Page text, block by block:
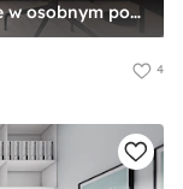
Projekt domu 100m2/Kraków - Średnie w osobnym pomieszczeniu z sofą z zabudowanym biurkiem czarne biuro, styl skandynawski - zdjęcie od ABM Studio
4